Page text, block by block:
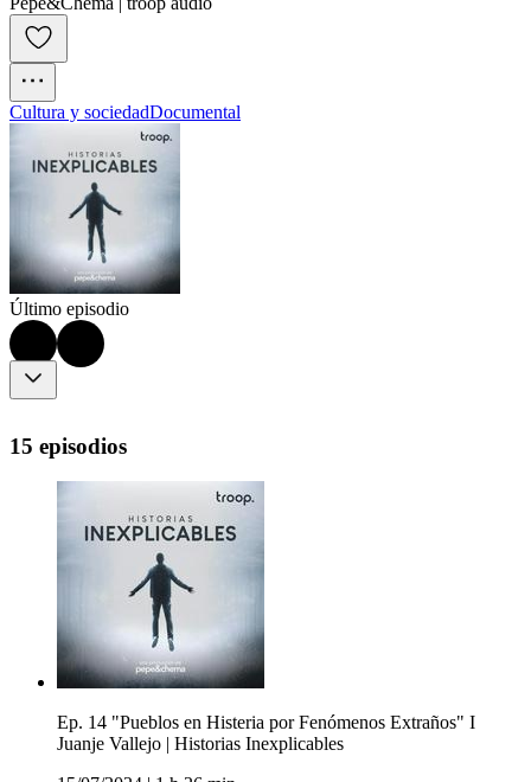
Cultura y sociedadDocumental
Último episodio
15 episodios
Ep. 14 "Pueblos en Histeria por Fenómenos Extraños" I
Juanje Vallejo | Historias Inexplicables